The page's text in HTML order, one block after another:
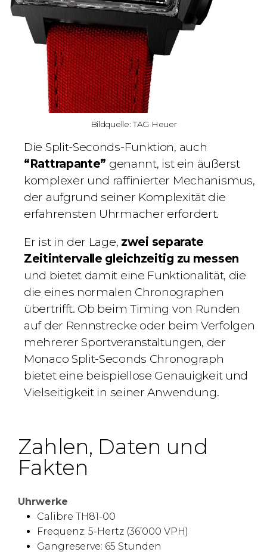
Bildquelle: TAG Heuer
Die Split-Seconds-Funktion, auch
“Rattrapante” genannt, ist ein äußerst
komplexer und raffinierter Mechanismus,
der aufgrund seiner Komplexität die
erfahrensten Uhrmacher erfordert.
Er ist in der Lage, zwei separate
Zeitintervalle gleichzeitig zu messen
und bietet damit eine Funktionalität, die
die eines normalen Chronographen
übertrifft. Ob beim Timing von Runden
auf der Rennstrecke oder beim Verfolgen
mehrerer Sportveranstaltungen, der
Monaco Split-Seconds Chronograph
bietet eine beispiellose Genauigkeit und
Vielseitigkeit in seiner Anwendung.
Zahlen, Daten und
Fakten
Uhrwerke
Calibre TH81-00
Frequenz: 5-Hertz (36’000 VPH)
Gangreserve: 65 Stunden